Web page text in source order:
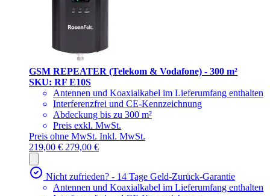
GSM REPEATER (Telekom & Vodafone) - 300 m²
SKU: RF E10S
Antennen und Koaxialkabel im Lieferumfang enthalten
Interferenzfrei und CE-Kennzeichnung
Abdeckung bis zu 300 m²
Preis exkl. MwSt.
Preis ohne MwSt. Inkl. MwSt.
219,00 € 279,00 €
Nicht zufrieden? - 14 Tage Geld-Zurück-Garantie
Antennen und Koaxialkabel im Lieferumfang enthalten